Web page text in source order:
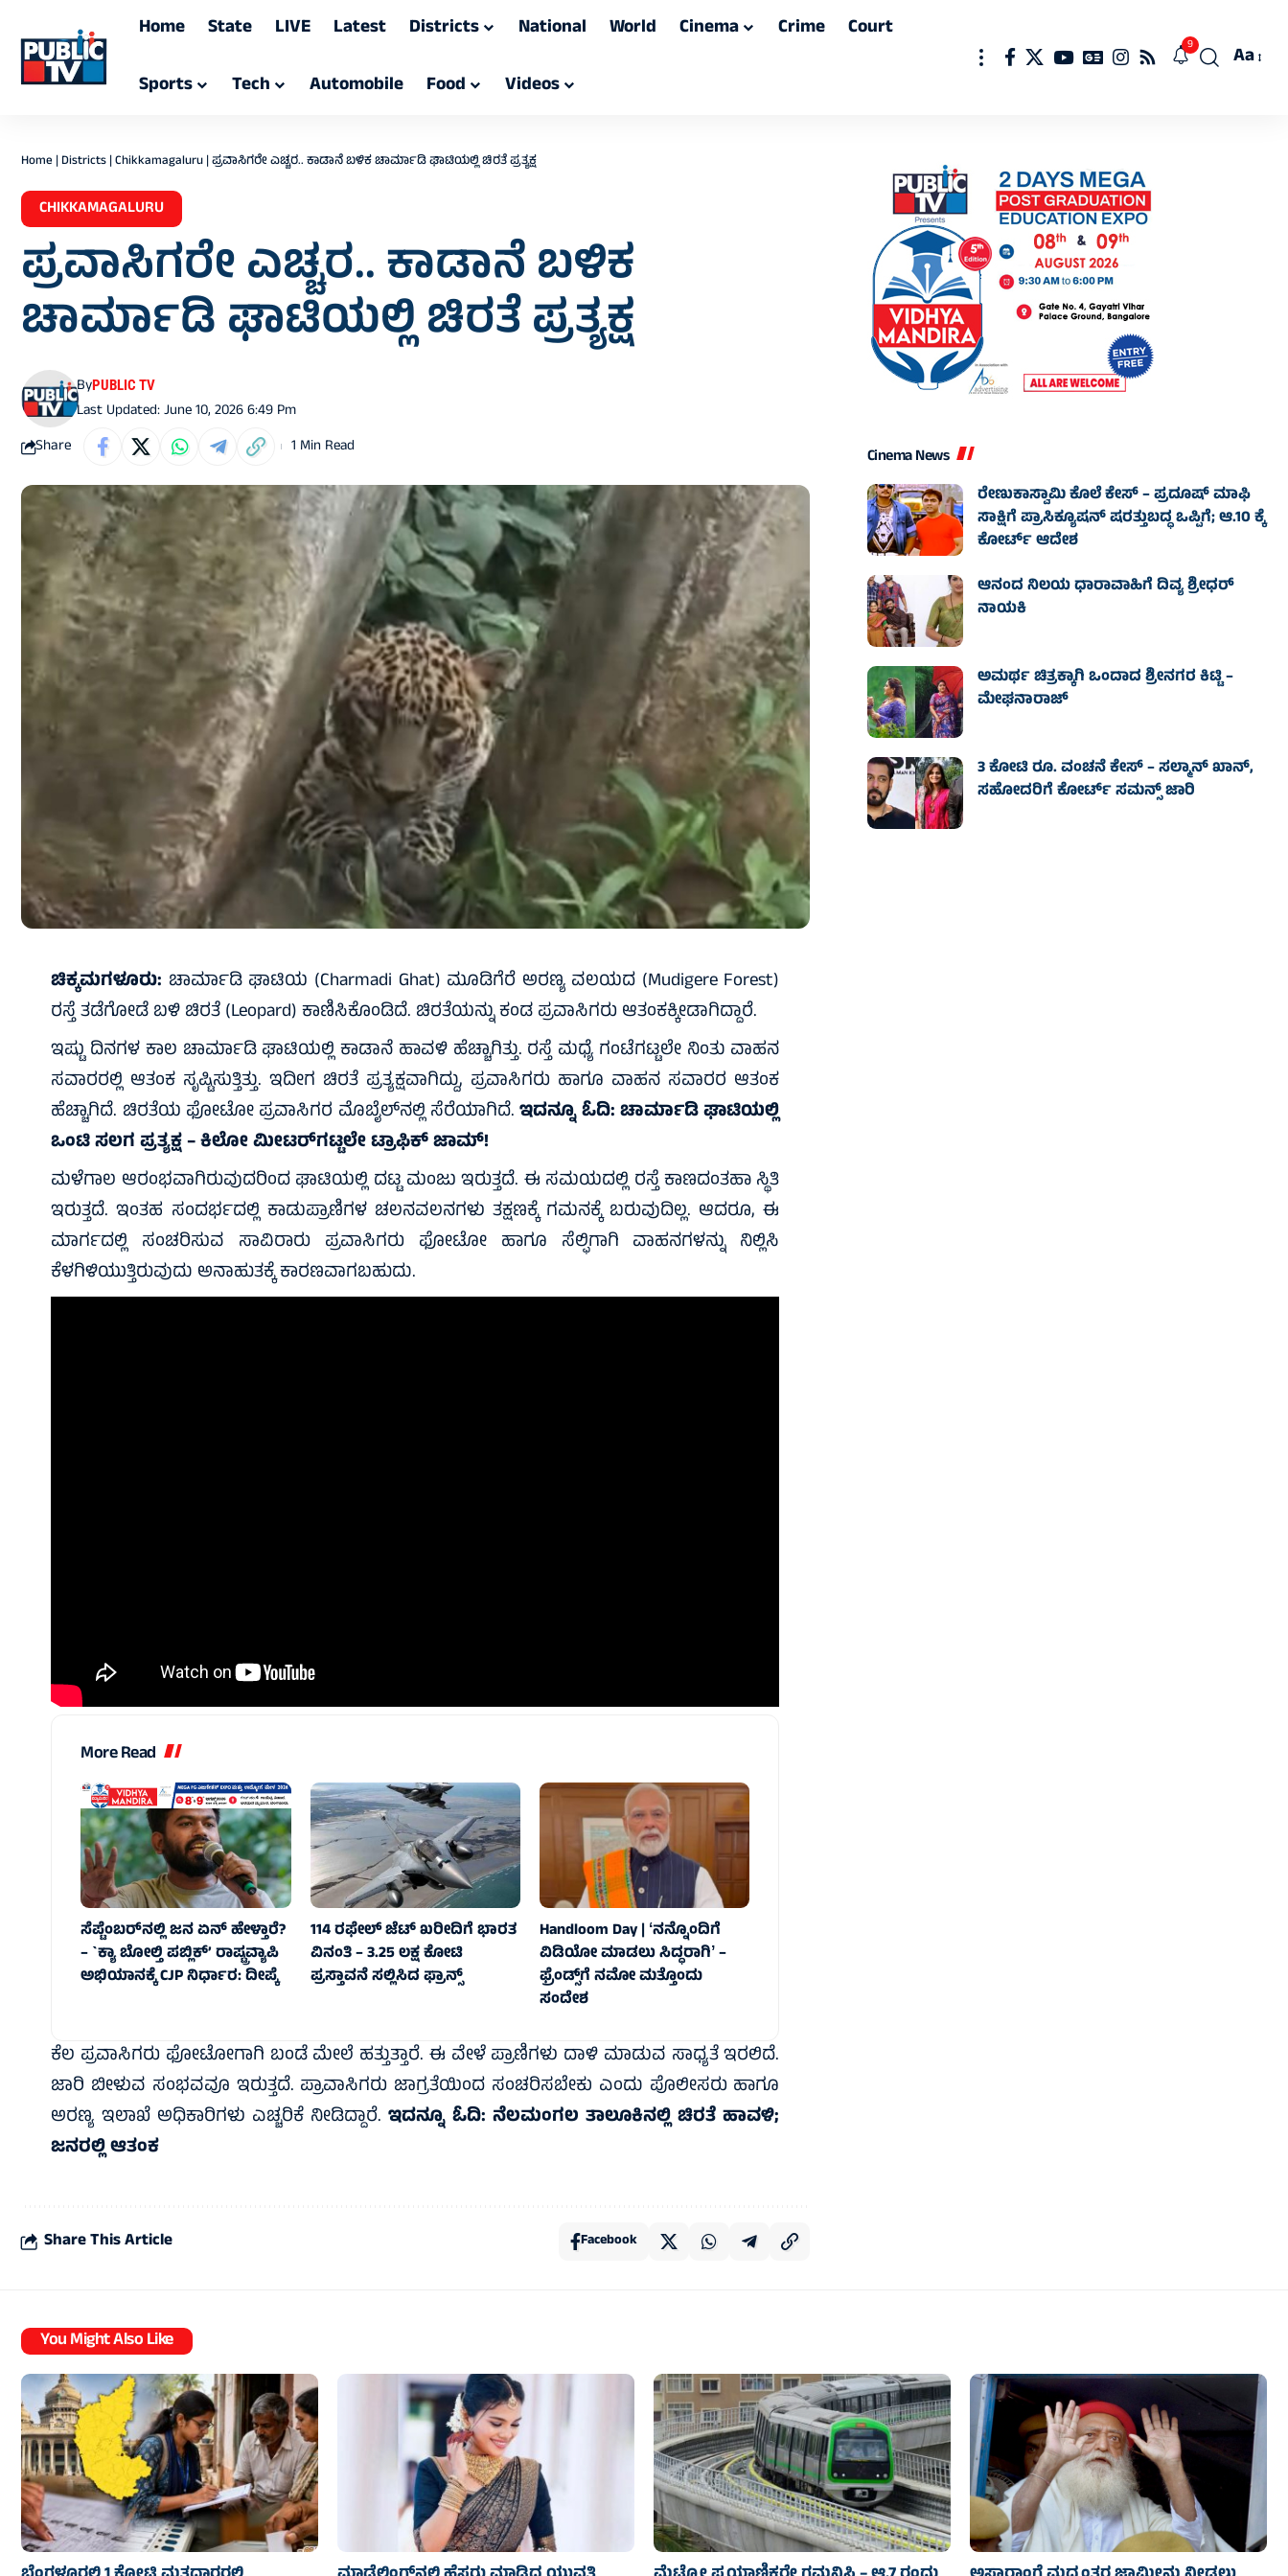
Home State LIVE Latest Districts National World Cinema Crime
Court
Sports
Tech Automobile Food Videos
9
Font
Aa
Home |Districts|Chikkamagaluru|ಪ್ರವಾಸಿಗರೇ ಎಚ್ಚರ.. ಕಾಡಾನೆ ಬಳಿಕ ಚಾರ್ಮಾಡಿ ಘಾಟಿಯಲ್ಲಿ ಚಿರತೆ ಪ್ರತ್ಯಕ್ಷ
CHIKKAMAGALURU
ಪ್ರವಾಸಿಗರೇ ಎಚ್ಚರ.. ಕಾಡಾನೆ ಬಳಿಕ
ಚಾರ್ಮಾಡಿ ಘಾಟಿಯಲ್ಲಿ ಚಿರತೆ ಪ್ರತ್ಯಕ್ಷ
Last Updated: June 10, 2026 6:49 Pm
ByPUBLIC TV
Share 1 Min Read
ಚಿಕ್ಕಮಗಳೂರು: ಚಾರ್ಮಾಡಿ ಘಾಟಿಯ (Charmadi Ghat) ಮೂಡಿಗೆರೆ ಅರಣ್ಯ ವಲಯದ (Mudigere Forest)
ರಸ್ತೆ ತಡೆಗೋಡೆ ಬಳಿ ಚಿರತೆ (Leopard) ಕಾಣಿಸಿಕೊಂಡಿದೆ. ಚಿರತೆಯನ್ನು ಕಂಡ ಪ್ರವಾಸಿಗರು ಆತಂಕಕ್ಕೀಡಾಗಿದ್ದಾರೆ.
ಇಷ್ಟು ದಿನಗಳ ಕಾಲ ಚಾರ್ಮಾಡಿ ಘಾಟಿಯಲ್ಲಿ ಕಾಡಾನೆ ಹಾವಳಿ ಹೆಚ್ಚಾಗಿತ್ತು. ರಸ್ತೆ ಮಧ್ಯೆ ಗಂಟೆಗಟ್ಟಲೇ ನಿಂತು ವಾಹನ
ಸವಾರರಲ್ಲಿ ಆತಂಕ ಸೃಷ್ಟಿಸುತ್ತಿತ್ತು. ಇದೀಗ ಚಿರತೆ ಪ್ರತ್ಯಕ್ಷವಾಗಿದ್ದು, ಪ್ರವಾಸಿಗರು ಹಾಗೂ ವಾಹನ ಸವಾರರ ಆತಂಕ
ಹೆಚ್ಚಾಗಿದೆ. ಚಿರತೆಯ ಫೋಟೋ ಪ್ರವಾಸಿಗರ ಮೊಬೈಲ್‌ನಲ್ಲಿ ಸೆರೆಯಾಗಿದೆ.ಇದನ್ನೂ ಓದಿ:ಚಾರ್ಮಾಡಿ ಘಾಟಿಯಲ್ಲಿ
ಒಂಟಿ ಸಲಗ ಪ್ರತ್ಯಕ್ಷ – ಕಿಲೋ ಮೀಟರ್‌ಗಟ್ಟಲೇ ಟ್ರಾಫಿಕ್‌ ಜಾಮ್‌!
ಮಳೆಗಾಲ ಆರಂಭವಾಗಿರುವುದರಿಂದ ಘಾಟಿಯಲ್ಲಿ ದಟ್ಟ ಮಂಜು ಇರುತ್ತದೆ. ಈ ಸಮಯದಲ್ಲಿ ರಸ್ತೆ ಕಾಣದಂತಹಾ ಸ್ಥಿತಿ
ಇರುತ್ತದೆ. ಇಂತಹ ಸಂದರ್ಭದಲ್ಲಿ ಕಾಡುಪ್ರಾಣಿಗಳ ಚಲನವಲನಗಳು ತಕ್ಷಣಕ್ಕೆ ಗಮನಕ್ಕೆ ಬರುವುದಿಲ್ಲ. ಆದರೂ, ಈ
ಮಾರ್ಗದಲ್ಲಿ ಸಂಚರಿಸುವ ಸಾವಿರಾರು ಪ್ರವಾಸಿಗರು ಫೋಟೋ ಹಾಗೂ ಸೆಲ್ಫಿಗಾಗಿ ವಾಹನಗಳನ್ನು ನಿಲ್ಲಿಸಿ
ಕೆಳಗಿಳಿಯುತ್ತಿರುವುದು ಅನಾಹುತಕ್ಕೆ ಕಾರಣವಾಗಬಹುದು.
More Read
ಸೆಪ್ಟೆಂಬರ್‌ನಲ್ಲಿ ಜನ ಏನ್‌ ಹೇಳ್ತಾರೆ?
– `ಕ್ಯಾ ಬೋಲ್ತಿ ಪಬ್ಲಿಕ್’ ರಾಷ್ಟ್ರವ್ಯಾಪಿ
ಅಭಿಯಾನಕ್ಕೆ CJP ನಿರ್ಧಾರ: ದೀಪ್ಕೆ
114 ರಫೇಲ್ ಜೆಟ್‌ ಖರೀದಿಗೆ ಭಾರತ
ವಿನಂತಿ – 3.25 ಲಕ್ಷ ಕೋಟಿ
ಪ್ರಸ್ತಾವನೆ ಸಲ್ಲಿಸಿದ ಫ್ರಾನ್ಸ್‌
Handloom Day | ʻನನ್ನೊಂದಿಗೆ
ವಿಡಿಯೋ ಮಾಡಲು ಸಿದ್ಧರಾಗಿʼ –
ಫ್ರೆಂಡ್ಸ್‌ಗೆ ನಮೋ ಮತ್ತೊಂದು
ಸಂದೇಶ
ಕೆಲ ಪ್ರವಾಸಿಗರು ಫೋಟೋಗಾಗಿ ಬಂಡೆ ಮೇಲೆ ಹತ್ತುತ್ತಾರೆ. ಈ ವೇಳೆ ಪ್ರಾಣಿಗಳು ದಾಳಿ ಮಾಡುವ ಸಾಧ್ಯತೆ ಇರಲಿದೆ.
ಜಾರಿ ಬೀಳುವ ಸಂಭವವೂ ಇರುತ್ತದೆ. ಪ್ರಾವಾಸಿಗರು ಜಾಗ್ರತೆಯಿಂದ ಸಂಚರಿಸಬೇಕು ಎಂದು ಪೊಲೀಸರು ಹಾಗೂ
ಅರಣ್ಯ ಇಲಾಖೆ ಅಧಿಕಾರಿಗಳು ಎಚ್ಚರಿಕೆ ನೀಡಿದ್ದಾರೆ.ಇದನ್ನೂ ಓದಿ: ನೆಲಮಂಗಲ ತಾಲೂಕಿನಲ್ಲಿ ಚಿರತೆ ಹಾವಳಿ;
ಜನರಲ್ಲಿ ಆತಂಕ
Share This Article Facebook
Cinema News
ರೇಣುಕಾಸ್ವಾಮಿ ಕೊಲೆ ಕೇಸ್‌ – ಪ್ರದೂಷ್‌ ಮಾಫಿ
ಸಾಕ್ಷಿಗೆ ಪ್ರಾಸಿಕ್ಯೂಷನ್ ಷರತ್ತುಬದ್ಧ ಒಪ್ಪಿಗೆ; ಆ.10 ಕ್ಕೆ
ಕೋರ್ಟ್ ಆದೇಶ
ಆನಂದ ನಿಲಯ ಧಾರಾವಾಹಿಗೆ ದಿವ್ಯ ಶ್ರೀಧರ್
ನಾಯಕಿ
ಅಮರ್ಥ ಚಿತ್ರಕ್ಕಾಗಿ ಒಂದಾದ ಶ್ರೀನಗರ ಕಿಟ್ಟಿ –
ಮೇಘನಾರಾಜ್
3 ಕೋಟಿ ರೂ. ವಂಚನೆ ಕೇಸ್‌ – ಸಲ್ಮಾನ್ ಖಾನ್,
ಸಹೋದರಿಗೆ ಕೋರ್ಟ್‌ ಸಮನ್ಸ್ ಜಾರಿ
You Might Also Like